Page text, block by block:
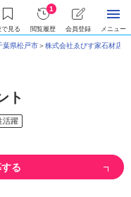
で見る
1
閲覧履歴 会員登録 メニュー
葉県松戸市＞株式会社ゑびす家石材店
ト
活躍
る